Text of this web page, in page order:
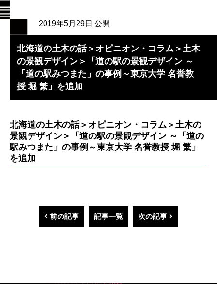
2019年5月29日 公開
北海道の土木の話＞オピニオン・コラム＞土木
の景観デザイン＞「道の駅の景観デザイン ～
「道の駅みつまた」の事例～東京大学 名誉教
授 堀 繁」を追加
北海道の土木の話＞オピニオン・コラム＞土木の
景観デザイン＞「道の駅の景観デザイン ～「道の
駅みつまた」の事例～東京大学 名誉教授 堀 繁」
を追加
前の記事 記事一覧 次の記事